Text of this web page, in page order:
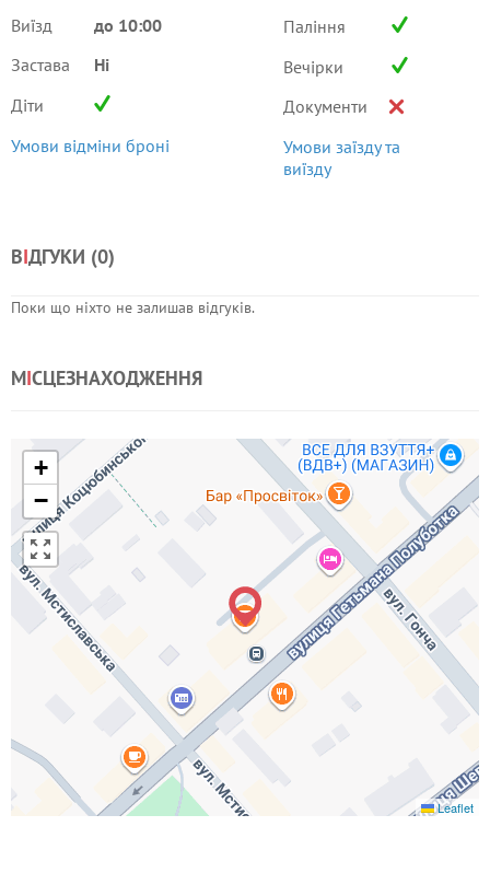
Виїзд
до 10:00
Застава
Ні
Діти
Умови відміни броні
Паління
Вечірки
Документи
Умови заїзду та
виїзду
ВІДГУКИ (0)
Поки що ніхто не залишав відгуків.
МІСЦЕЗНАХОДЖЕННЯ
+
−
Leaflet